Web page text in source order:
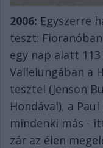
2006: Egyszerre
teszt:
egy nap alatt
Vallelungában a
tesztel (Jenson
Hondával), a
mindenki más -
zár az élen